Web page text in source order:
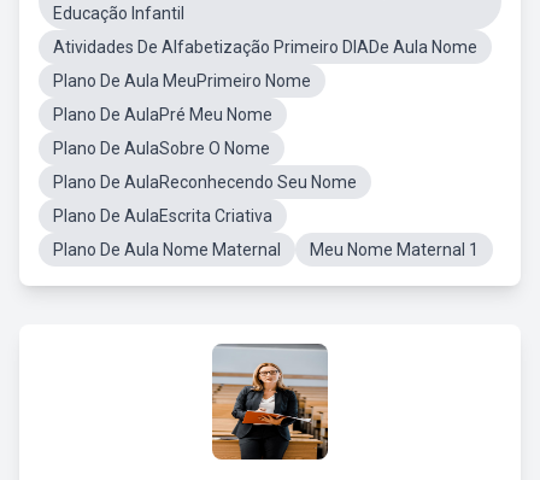
Educação Infantil
Atividades De Alfabetização Primeiro DIADe Aula Nome
Plano De Aula MeuPrimeiro Nome
Plano De AulaPré Meu Nome
Plano De AulaSobre O Nome
Plano De AulaReconhecendo Seu Nome
Plano De AulaEscrita Criativa
Plano De Aula Nome Maternal
Meu Nome Maternal 1